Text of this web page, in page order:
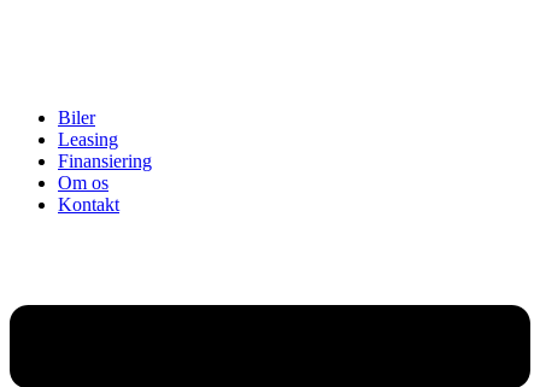
Biler
Leasing
Finansiering
Om os
Kontakt